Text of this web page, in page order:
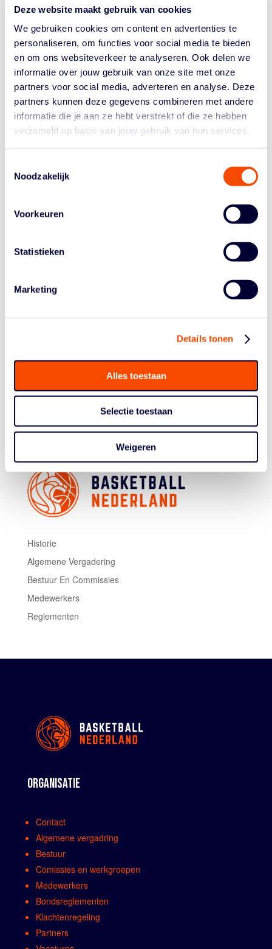
Deze website maakt gebruik van cookies
We gebruiken cookies om content en advertenties te
personaliseren, om functies voor social media te bieden
en om ons websiteverkeer te analyseren. Ook delen we
informatie over jouw gebruik van onze site met onze
partners voor social media, adverteren en analyse. Deze
partners kunnen deze gegevens combineren met andere
informatie die je aan ze hebt verstrekt of die ze hebben
verzameld op basis van jouw gebruik van hun services.
Noodzakelijk
Voorkeuren
Statistieken
Marketing
Details tonen
Alles toestaan
Selectie toestaan
Weigeren
topscorer van de dag met 26 punten.
STOP 5
21-15 winst tegen Kosovo, 21-19 verlies tegen
Griekenland.
STOP 6
21-20 winst tegen Hongarije, 22-20 winst tegen
Griekenland, 21-20 winst (finale) tegen Duitsland.
Adriaan van Tilborg (17 punten), Nesta Agasi (16pt),
Norbert Thelissen: “Als je eerste, derde en eerste wordt
op de drie dagen, kun je alleen maar tevreden zijn. Het
maar ik raakte geblesseerd en spelen zonder wissels is
beuken.”
Coach Deividas Kumelis: “Ik ben trots op die jongens.
wat ze moeten doen.
voor! Die spanning, daar doen we het toch voor?The
. Natuurlijk moeten er dingen beter, in
Mongolië. Als we een voorsprong hebben, worden we
maar ik ben blij met hoe we het gedaan hebben.”
Historie
Algemene Vergadering
Bestuur En Commissies
Medewerkers
Reglementen
ORGANISATIE
Contact
Algemene vergadring
Bestuur
Comissies en werkgroepen
Medewerkers
Bondsreglementen
Klachtenregeling
Partners